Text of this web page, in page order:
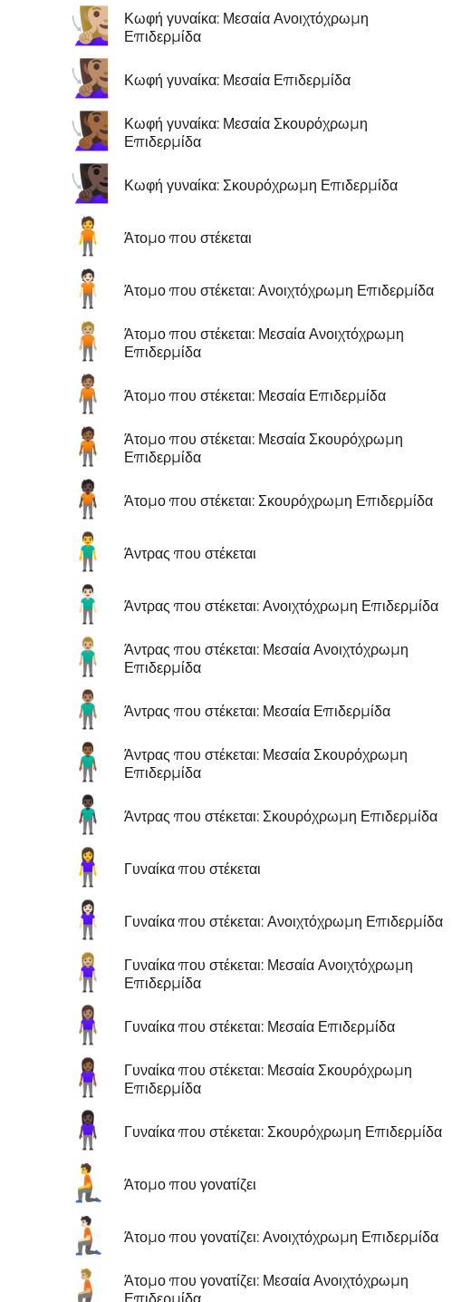
🧏🏼‍♀️
Κωφή γυναίκα: Μεσαία Ανοιχτόχρωμη
Επιδερμίδα
🧏🏽‍♀️ Κωφή γυναίκα: Μεσαία Επιδερμίδα
🧏🏾‍♀️
Κωφή γυναίκα: Μεσαία Σκουρόχρωμη
Επιδερμίδα
🧏🏿‍♀️ Κωφή γυναίκα: Σκουρόχρωμη Επιδερμίδα
🧍 Άτομο που στέκεται
🧍🏻 Άτομο που στέκεται: Ανοιχτόχρωμη Επιδερμίδα
🧍🏼
Άτομο που στέκεται: Μεσαία Ανοιχτόχρωμη
Επιδερμίδα
🧍🏽 Άτομο που στέκεται: Μεσαία Επιδερμίδα
🧍🏾
Άτομο που στέκεται: Μεσαία Σκουρόχρωμη
Επιδερμίδα
🧍🏿 Άτομο που στέκεται: Σκουρόχρωμη Επιδερμίδα
🧍‍♂️ Άντρας που στέκεται
🧍🏻‍♂️ Άντρας που στέκεται: Ανοιχτόχρωμη Επιδερμίδα
🧍🏼‍♂️
Άντρας που στέκεται: Μεσαία Ανοιχτόχρωμη
Επιδερμίδα
🧍🏽‍♂️ Άντρας που στέκεται: Μεσαία Επιδερμίδα
🧍🏾‍♂️
Άντρας που στέκεται: Μεσαία Σκουρόχρωμη
Επιδερμίδα
🧍🏿‍♂️ Άντρας που στέκεται: Σκουρόχρωμη Επιδερμίδα
🧍‍♀️ Γυναίκα που στέκεται
🧍🏻‍♀️ Γυναίκα που στέκεται: Ανοιχτόχρωμη Επιδερμίδα
🧍🏼‍♀️
Γυναίκα που στέκεται: Μεσαία Ανοιχτόχρωμη
Επιδερμίδα
🧍🏽‍♀️ Γυναίκα που στέκεται: Μεσαία Επιδερμίδα
🧍🏾‍♀️
Γυναίκα που στέκεται: Μεσαία Σκουρόχρωμη
Επιδερμίδα
🧍🏿‍♀️ Γυναίκα που στέκεται: Σκουρόχρωμη Επιδερμίδα
🧎 Άτομο που γονατίζει
🧎🏻 Άτομο που γονατίζει: Ανοιχτόχρωμη Επιδερμίδα
🧎🏼
Άτομο που γονατίζει: Μεσαία Ανοιχτόχρωμη